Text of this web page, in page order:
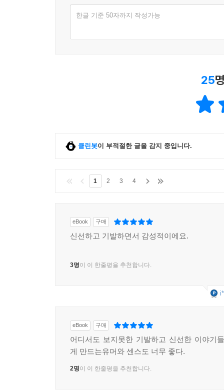
한글 기준 50자까지 작성가능
25
클린봇이 부적절한 글을 감지 중입니다.
1 2 3 4
eBook 구매
신선하고 기발하면서 감성적이에요.
3명이 이 한줄평을 추천합니다.
eBook 구매
어디서도 보지못한 기발하고 신선한 이야기
게 만드는유머와 센스도 너무 좋다.
2명이 이 한줄평을 추천합니다.